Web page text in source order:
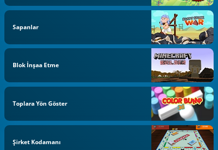
Sapanlar
Blok İnşaa Etme
Toplara Yön Göster
Şirket Kodamanı